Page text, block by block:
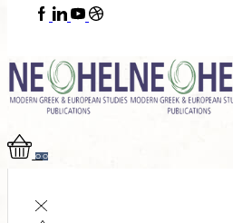
FACEBOOK
LINKEDIN
YOUTUBE
SOUNDCLOUD
00